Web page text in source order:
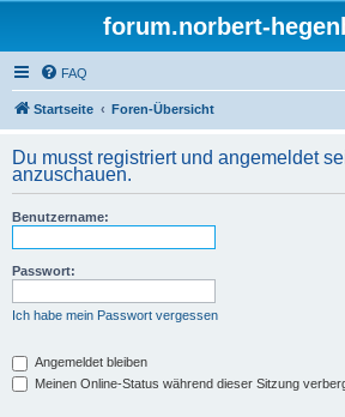
forum.norbert-
FAQ
Startseite Foren-Übersicht
Du musst registriert und angemeldet
anzuschauen.
Benutzername:
Passwort:
Ich habe mein Passwort vergessen
Angemeldet bleiben
Meinen Online-Status während dieser Sitzung